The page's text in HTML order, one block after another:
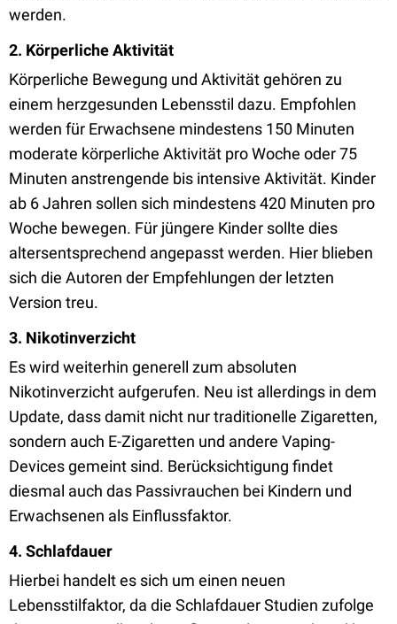
werden.
2. Körperliche Aktivität
Körperliche Bewegung und Aktivität gehören zu
einem herzgesunden Lebensstil dazu. Empfohlen
werden für Erwachsene mindestens 150 Minuten
moderate körperliche Aktivität pro Woche oder 75
Minuten anstrengende bis intensive Aktivität. Kinder
ab 6 Jahren sollen sich mindestens 420 Minuten pro
Woche bewegen. Für jüngere Kinder sollte dies
altersentsprechend angepasst werden. Hier blieben
sich die Autoren der Empfehlungen der letzten
Version treu.
3. Nikotinverzicht
Es wird weiterhin generell zum absoluten
Nikotinverzicht aufgerufen. Neu ist allerdings in dem
Update, dass damit nicht nur traditionelle Zigaretten,
sondern auch E-Zigaretten und andere Vaping-
Devices gemeint sind. Berücksichtigung findet
diesmal auch das Passivrauchen bei Kindern und
Erwachsenen als Einflussfaktor.
4. Schlafdauer
Hierbei handelt es sich um einen neuen
Lebensstilfaktor, da die Schlafdauer Studien zufolge